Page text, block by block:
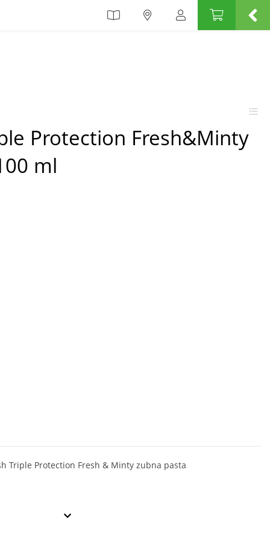
Protection Fresh&Minty
ml
Triple Protection Fresh & Minty zubna pasta